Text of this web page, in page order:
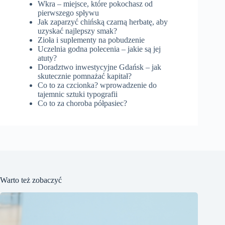
Wkra – miejsce, które pokochasz od
pierwszego spływu
Jak zaparzyć chińską czarną herbatę, aby
uzyskać najlepszy smak?
Zioła i suplementy na pobudzenie
Uczelnia godna polecenia – jakie są jej
atuty?
Doradztwo inwestycyjne Gdańsk – jak
skutecznie pomnażać kapitał?
Co to za czcionka? wprowadzenie do
tajemnic sztuki typografii
Co to za choroba półpasiec?
Warto też zobaczyć